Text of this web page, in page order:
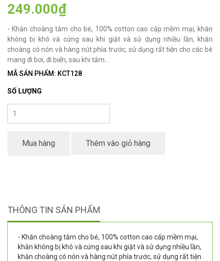
249.000₫
- Khăn choàng tắm cho bé, 100% cotton cao cấp mềm mại, khăn
không bị khô và cứng sau khi giặt và sử dụng nhiều lần, khăn
choàng có nón và hàng nút phía trước, sử dụng rất tiện cho các bé
mang đi bơi, đi biển, sau khi tắm...
MÃ SẢN PHẨM: KCT128
SỐ LƯỢNG
Mua hàng Thêm vào giỏ hàng
THÔNG TIN SẢN PHẨM
- Khăn choàng tắm cho bé, 100% cotton cao cấp mềm mại,
khăn không bị khô và cứng sau khi giặt và sử dụng nhiều lần,
khăn choàng có nón và hàng nút phía trước, sử dụng rất tiện